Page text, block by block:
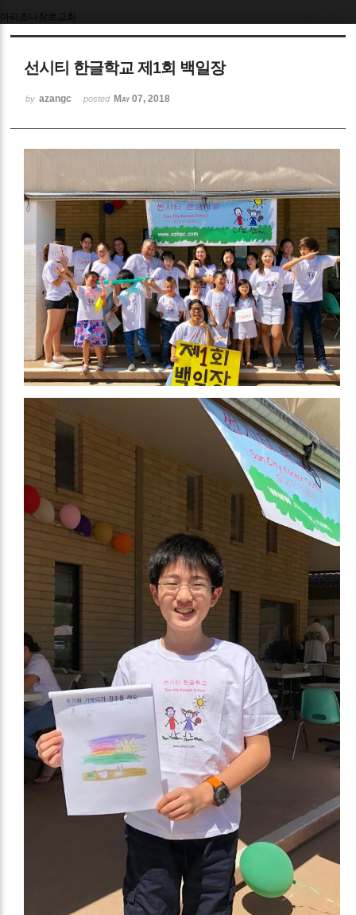
아리조나장로교회
선시티 한글학교 제1회 백일장
by azangc posted May 07, 2018
Sketchbook5, 스케치북5
Sketchbook5, 스케치북5